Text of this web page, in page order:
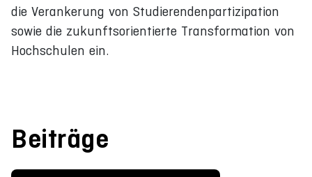
die Verankerung von Studierendenpartizipation
sowie die zukunftsorientierte Transformation von
Hochschulen ein.
Beiträge